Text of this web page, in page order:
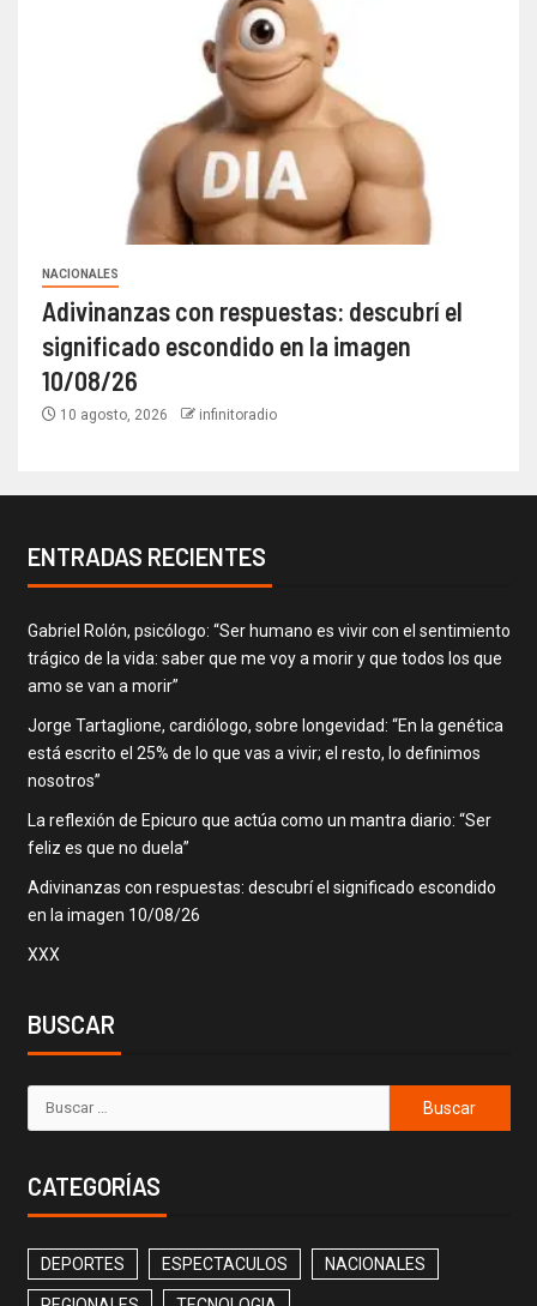
NACIONALES
Adivinanzas con respuestas: descubrí el
significado escondido en la imagen
10/08/26
10 agosto, 2026 infinitoradio
ENTRADAS RECIENTES
Gabriel Rolón, psicólogo: “Ser humano es vivir con el sentimiento
trágico de la vida: saber que me voy a morir y que todos los que
amo se van a morir”
Jorge Tartaglione, cardiólogo, sobre longevidad: “En la genética
está escrito el 25% de lo que vas a vivir; el resto, lo definimos
nosotros”
La reflexión de Epicuro que actúa como un mantra diario: “Ser
feliz es que no duela”
Adivinanzas con respuestas: descubrí el significado escondido
en la imagen 10/08/26
XXX
BUSCAR
CATEGORÍAS
DEPORTES ESPECTACULOS NACIONALES